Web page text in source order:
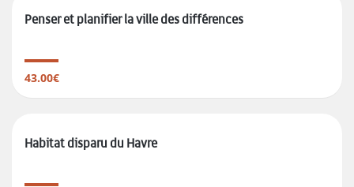
Penser et planifier la ville des différences
43.00€
Habitat disparu du Havre